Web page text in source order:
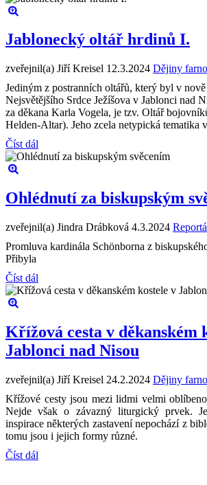
Jablonecký oltář hrdinů I.
zveřejnil(a) Jiří Kreisel 12.3.2024 Dějiny
Jediným z postranních oltářů, který byl v nově
Nejsvětějšího Srdce Ježíšova v Jablonci nad
za děkana Karla Vogela, je tzv. Oltář
Helden-Altar). Jeho zcela netypická tematika
Číst dál
Ohlédnutí za biskupským
zveřejnil(a) Jindra Drábková 4.3.2024
Promluva kardinála Schönborna z
Přibyla
Číst dál
Křížová cesta v děkanském
Jablonci nad Nisou
zveřejnil(a) Jiří Kreisel 24.2.2024 Dějiny
Křížové cesty jsou mezi lidmi velmi
Nejde však o závazný liturgický prvek.
inspirace některých zastavení nepochází z
tomu jsou i jejich formy různé.
Číst dál